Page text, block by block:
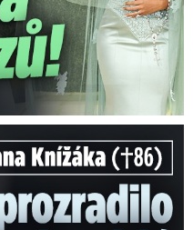
neobvyklé parte?